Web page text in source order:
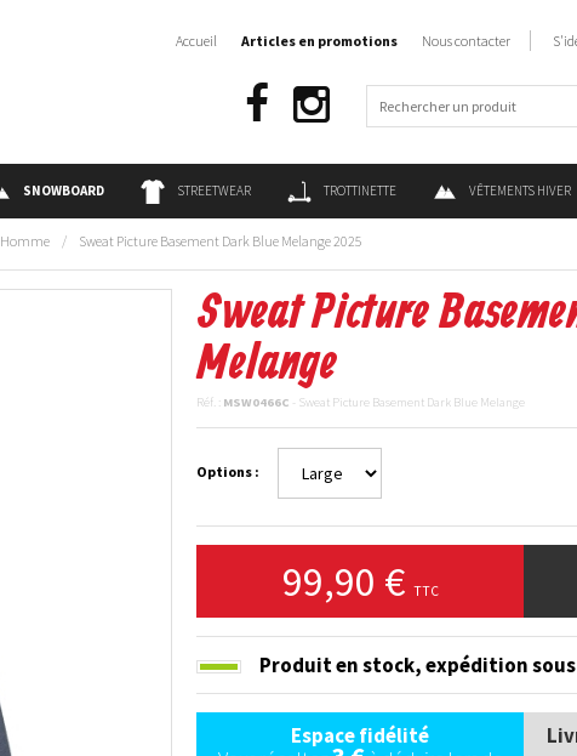
SNOWBOARD STREETWEAR TROTTINETTE VÊTEMENTS HIVER
Accueil Articles en promotions Nous contacter
Homme / Sweat Picture Basement Dark Blue Melange 2025
Sweat Picture
Melange
Réf. : MSW0466C - Sweat Picture Basement Dark Blue Melange
Options :
99,90 € TTC
Produit en stock,expédition
Espace fidélité